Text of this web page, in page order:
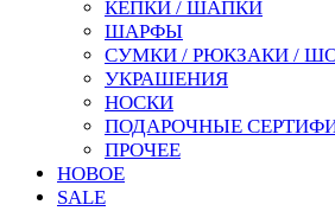
КЕПКИ / ШАПКИ
ШАРФЫ
СУМКИ / РЮКЗАКИ /
УКРАШЕНИЯ
НОСКИ
ПОДАРОЧНЫЕ
ПРОЧЕЕ
НОВОЕ
SALE